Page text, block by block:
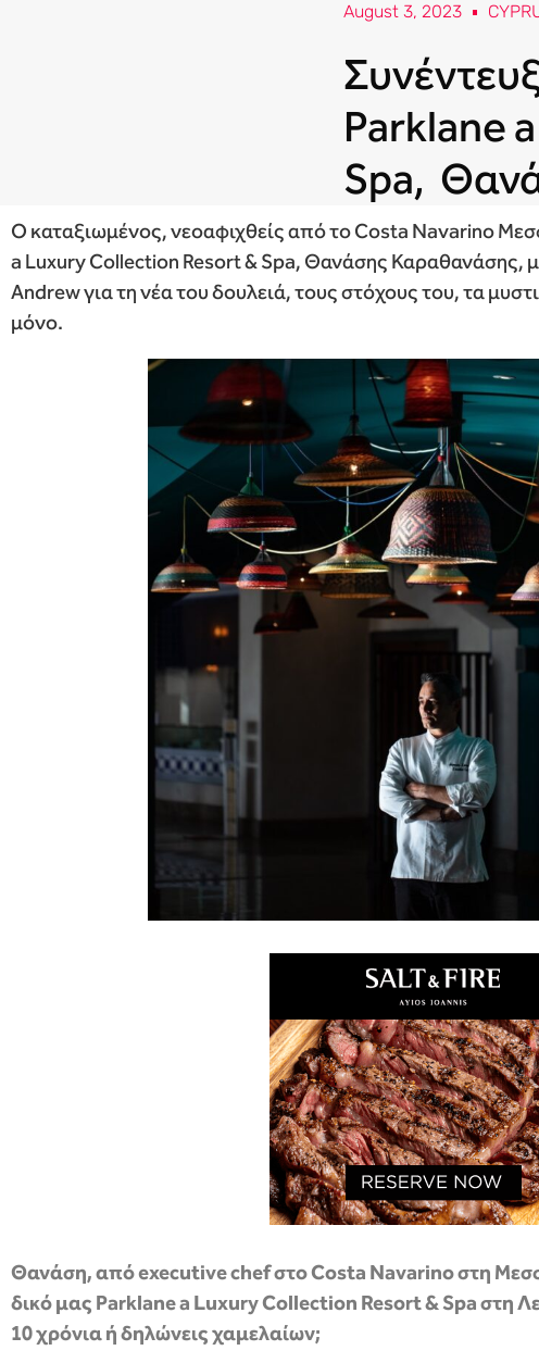
August 3, 2023
Parklane
Spa,
O καταξιωμένος, νεοαφιχθείς από το Costa Navarino
a Luxury Collection Resort & Spa, Θανάσης Καραθανάσης,
Andrew για τη νέα του δουλειά, τους στόχους του, τα
μόνο.
Θανάση, από executive chef στο Costa Navarino στη
δικό μας Parklane a Luxury Collection Resort & Spa στη
10 χρόνια ή δηλώνεις χαμελαίων;